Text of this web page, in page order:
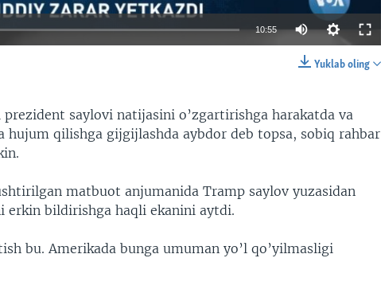
10:55
Yuklab oling
saylovi natijasini o’zgartirishga harakatda va
qilishga gijgijlashda aybdor deb topsa, sobiq rahbar
matbuot anjumanida Tramp saylov yuzasidan
bildirishga haqli ekanini aytdi.
bu. Amerikada bunga umuman yo’l qo’yilmasligi